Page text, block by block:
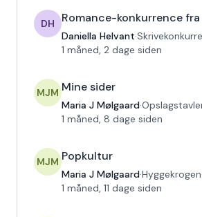
DH Romance-konkurrence
Daniella Helvant·
1 måned, 2 dage siden
MJM Mine sider
Maria J Mølgaard·
1 måned, 8 dage siden
MJM Popkultur
Maria J Mølgaard·Hyggekrogen
1 måned, 11 dage siden